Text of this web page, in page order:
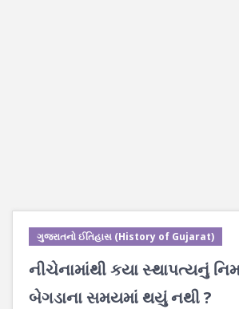
ગુજરાતનો ઈતિહાસ (History of Gujarat)
નીચેનામાંથી કયા સ્થાપત્યનું
બેગડાના સમયમાં થયું નથી ?